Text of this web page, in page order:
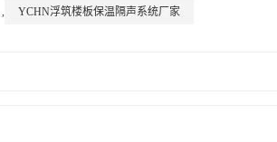
YCHN浮筑楼板保温隔声系统厂家